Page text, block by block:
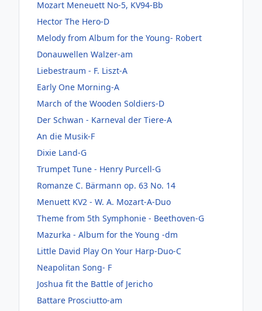
Mozart Meneuett No-5, KV94-Bb
Hector The Hero-D
Melody from Album for the Young- Robert
Donauwellen Walzer-am
Liebestraum - F. Liszt-A
Early One Morning-A
March of the Wooden Soldiers-D
Der Schwan - Karneval der Tiere-A
An die Musik-F
Dixie Land-G
Trumpet Tune - Henry Purcell-G
Romanze C. Bärmann op. 63 No. 14
Menuett KV2 - W. A. Mozart-A-Duo
Theme from 5th Symphonie - Beethoven-G
Mazurka - Album for the Young -dm
Little David Play On Your Harp-Duo-C
Neapolitan Song- F
Joshua fit the Battle of Jericho
Battare Prosciutto-am